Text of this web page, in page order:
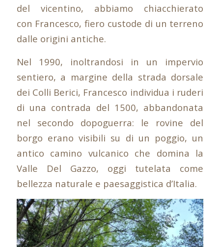
del vicentino, abbiamo chiacchierato
con Francesco, fiero custode di un terreno
dalle origini antiche.
Nel 1990, inoltrandosi in un impervio
sentiero, a margine della strada dorsale
dei Colli Berici, Francesco individua i ruderi
di una contrada del 1500, abbandonata
nel secondo dopoguerra: le rovine del
borgo erano visibili su di un poggio, un
antico camino vulcanico che domina la
Valle Del Gazzo, oggi tutelata come
bellezza naturale e paesaggistica d’Italia.